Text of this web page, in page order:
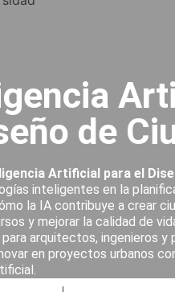
de
Artificial para el
inteligentes en la
la IA contribuye a crear
y mejorar la calidad de
arquitectos, ingenieros y
en proyectos urbanos